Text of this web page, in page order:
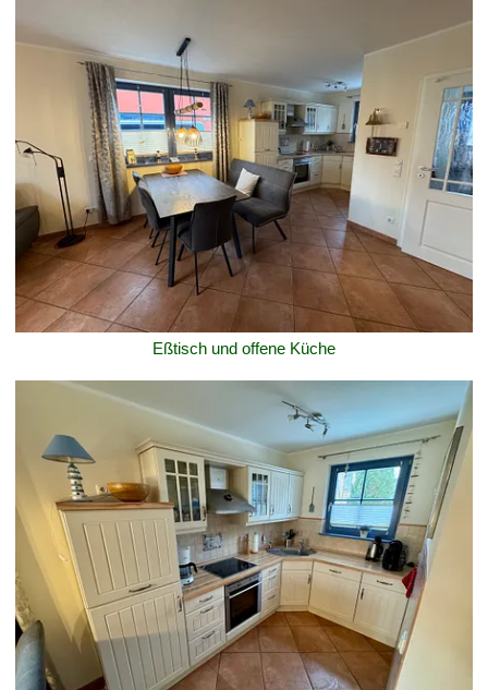
Eßtisch und offene Küche